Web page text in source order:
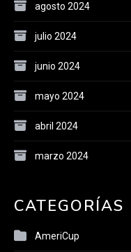
agosto 2024
julio 2024
junio 2024
mayo 2024
abril 2024
marzo 2024
CATEGORÍAS
AmeriCup